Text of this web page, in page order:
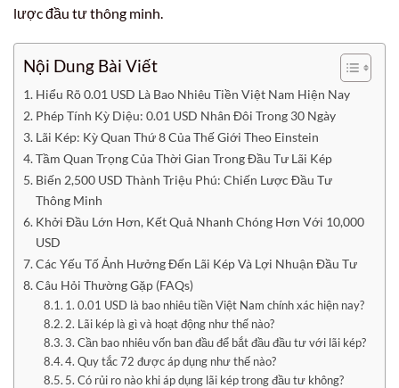
lược đầu tư thông minh.
Nội Dung Bài Viết
Hiểu Rõ 0.01 USD Là Bao Nhiêu Tiền Việt Nam Hiện Nay
Phép Tính Kỳ Diệu: 0.01 USD Nhân Đôi Trong 30 Ngày
Lãi Kép: Kỳ Quan Thứ 8 Của Thế Giới Theo Einstein
Tầm Quan Trọng Của Thời Gian Trong Đầu Tư Lãi Kép
Biến 2,500 USD Thành Triệu Phú: Chiến Lược Đầu Tư
Thông Minh
Khởi Đầu Lớn Hơn, Kết Quả Nhanh Chóng Hơn Với 10,000
USD
Các Yếu Tố Ảnh Hưởng Đến Lãi Kép Và Lợi Nhuận Đầu Tư
Câu Hỏi Thường Gặp (FAQs)
1. 0.01 USD là bao nhiêu tiền Việt Nam chính xác hiện nay?
2. Lãi kép là gì và hoạt động như thế nào?
3. Cần bao nhiêu vốn ban đầu để bắt đầu đầu tư với lãi kép?
4. Quy tắc 72 được áp dụng như thế nào?
5. Có rủi ro nào khi áp dụng lãi kép trong đầu tư không?